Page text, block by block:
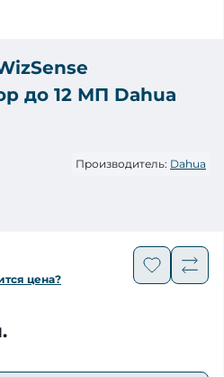
до 12 МП Dahua
Производитель: Dahua
цена?